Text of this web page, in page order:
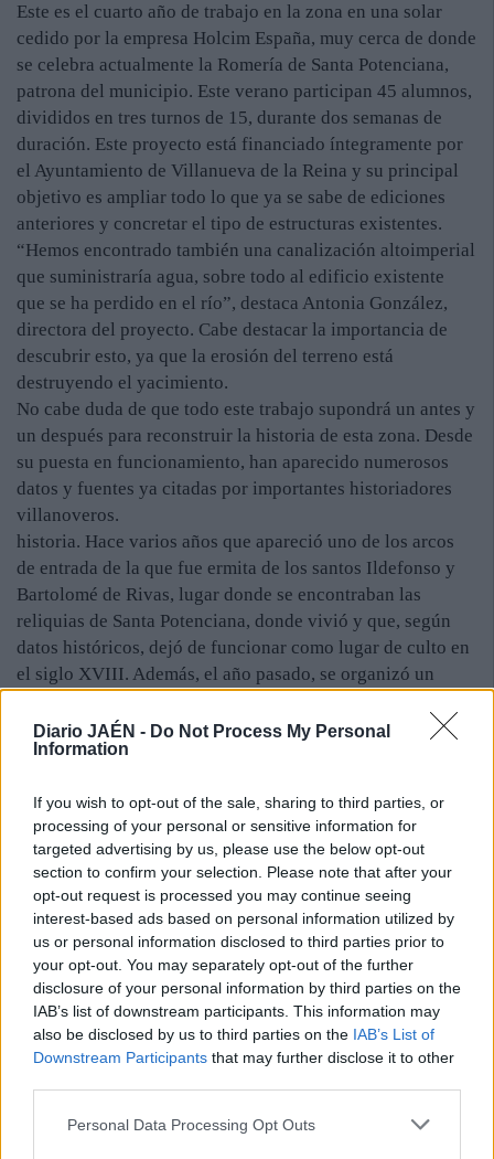
Diario JAÉN - Do Not Process My Personal
Information
If you wish to opt-out of the sale, sharing to third parties, or
processing of your personal or sensitive information for
targeted advertising by us, please use the below opt-out
section to confirm your selection. Please note that after your
opt-out request is processed you may continue seeing
interest-based ads based on personal information utilized by
us or personal information disclosed to third parties prior to
your opt-out. You may separately opt-out of the further
disclosure of your personal information by third parties on the
IAB’s list of downstream participants. This information may
also be disclosed by us to third parties on the IAB’s List of
Downstream Participants that may further disclose it to other
Personal Data Processing Opt Outs
Este es el cuarto año de trabajo en la zona en una solar
cedido por la empresa Holcim España, muy cerca de donde
se celebra actualmente la Romería de Santa Potenciana,
patrona del municipio. Este verano participan 45 alumnos,
divididos en tres turnos de 15, durante dos semanas de
duración. Este proyecto está financiado íntegramente por
el Ayuntamiento de Villanueva de la Reina y su principal
objetivo es ampliar todo lo que ya se sabe de ediciones
anteriores y concretar el tipo de estructuras existentes.
“Hemos encontrado también una canalización altoimperial
que suministraría agua, sobre todo al edificio existente
que se ha perdido en el río”, destaca Antonia González,
directora del proyecto. Cabe destacar la importancia de
descubrir esto, ya que la erosión del terreno está
destruyendo el yacimiento.
No cabe duda de que todo este trabajo supondrá un antes y
un después para reconstruir la historia de esta zona. Desde
su puesta en funcionamiento, han aparecido numerosos
datos y fuentes ya citadas por importantes historiadores
villanoveros.
historia. Hace varios años que apareció uno de los arcos
de entrada de la que fue ermita de los santos Ildefonso y
Bartolomé de Rivas, lugar donde se encontraban las
reliquias de Santa Potenciana, donde vivió y que, según
datos históricos, dejó de funcionar como lugar de culto en
el siglo XVIII. Además, el año pasado, se organizó un
Lituergo, un paraje muy cercano a donde se trabaja.
“Nuestro empeño cuando empezamos a excavar en este
obligación invertir dinero para conocer qué había en esta
zona y saber cómo vivían nuestros antepasados”, apunta
Blas Alves, alcalde de Villanueva de la Reina. “Los nuevos
descubrimientos arqueológicos confirman la ocupación
continua del lugar desde, al menos, el siglo I hasta la
ocupación islámica de la península”, subraya la directora
del proyecto. Paralelamente a las excavaciones, se celebra
un curso de técnicas de construcción antigua, con el que
los estudiantes aprenden las técnicas de construcción que
se ven en el yacimiento. El proyecto finalizará el próximo